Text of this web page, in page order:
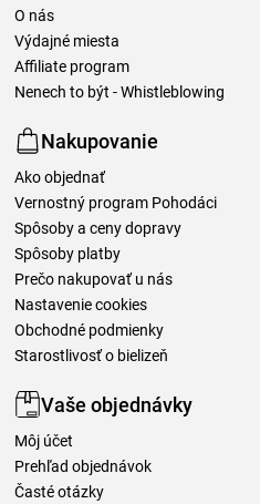
O nás
Výdajné miesta
Affiliate program
Nenech to být - Whistleblowing
Nakupovanie
Ako objednať
Vernostný program Pohodáci
Spôsoby a ceny dopravy
Spôsoby platby
Prečo nakupovať u nás
Nastavenie cookies
Obchodné podmienky
Starostlivosť o bielizeň
Vaše objednávky
Môj účet
Prehľad objednávok
Časté otázky